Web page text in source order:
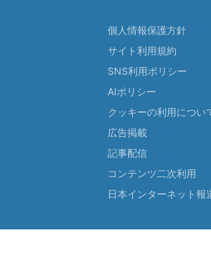
個人情報保護方針
サイト利用規約
SNS利用ポリシー
AIポリシー
クッキーの利用につい
広告掲載
記事配信
コンテンツ二次利用
日本インターネット報